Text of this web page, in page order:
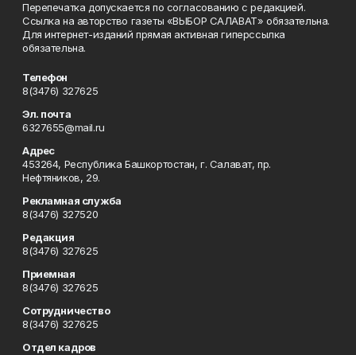
Перепечатка допускается по согласованию с редакцией.
Ссылка на авторство газеты «ВЫБОР САЛАВАТ» обязательна.
Для интернет-изданий прямая активная гиперссылка
обязательна.
Телефон
8(3476) 327625
Эл. почта
6327655@mail.ru
Адрес
453264, Республика Башкортостан, г. Салават, пр.
Нефтяников, 29.
Рекламная служба
8(3476) 327520
Редакция
8(3476) 327625
Приемная
8(3476) 327625
Сотрудничество
8(3476) 327625
Отдел кадров